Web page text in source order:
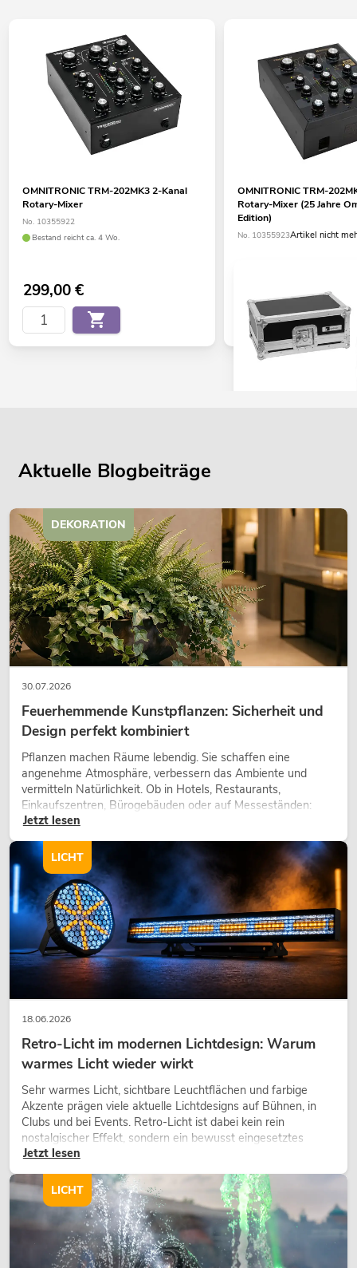
OMNITRONIC TRM-202MK3 2-Kanal
Rotary-Mixer
No. 10355922
Bestand reicht ca. 4 Wo.
299,00€
OMNITRONIC TRM-
Rotary-Mixer (25 Jahre
Edition)
No. 10355923Artikel nicht
449,00
OMNITRONIC MPVZ-
Mischverstärker
No. 80709781
269,00€
Aktuelle Blogbeiträge
30.07.2026
Feuerhemmende Kunstpflanzen: Sicherheit und
Design perfekt kombiniert
Pflanzen machen Räume lebendig. Sie schaffen eine
angenehme Atmosphäre, verbessern das Ambiente und
vermitteln Natürlichkeit. Ob in Hotels, Restaurants,
Einkaufszentren, Bürogebäuden oder auf Messeständen:
eine hochwertige Begrünung gehört heute längst zum
Jetzt lesen
DEKORATION
18.06.2026
Retro-Licht im modernen Lichtdesign: Warum
warmes Licht wieder wirkt
Sehr warmes Licht, sichtbare Leuchtflächen und farbige
Akzente prägen viele aktuelle Lichtdesigns auf Bühnen, in
Clubs und bei Events. Retro-Licht ist dabei kein rein
nostalgischer Effekt, sondern ein bewusst eingesetztes
Gestaltungsmittel: Es schafft Atmosphäre, gibt Szenen
wirken lassen.
Jetzt lesen
LICHT
LICHT